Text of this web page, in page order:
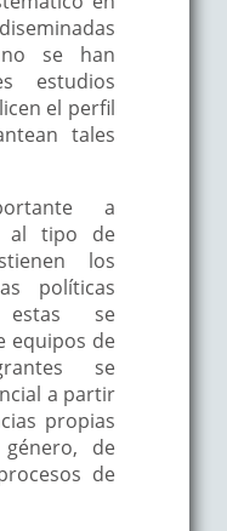
se han
estudios
el perfil
tales
a
al tipo de
los
políticas
se
equipos de
se
a partir
propias
de
de